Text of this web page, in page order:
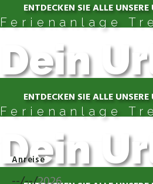
ENTDECKEN SIE ALLE
Ferienanlage
Dein
ENTDECKEN SIE ALLE
Ferienanlage
Dein
Anreise